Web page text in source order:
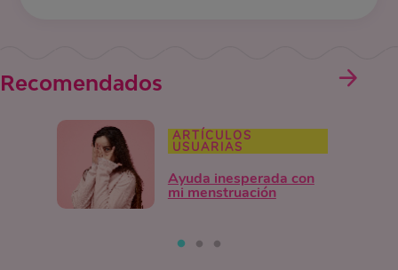
Recomendados
ARTÍCULOS
USUARIAS
Ayuda inesperada con
mi menstruación